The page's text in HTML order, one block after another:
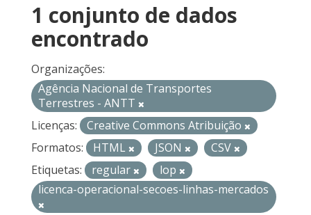
1 conjunto de dados
encontrado
Organizações:
Agência Nacional de Transportes
Terrestres - ANTT
Licenças:
Creative Commons Atribuição
Formatos:
HTML JSON
CSV
Etiquetas:
regular
lop
licenca-operacional-secoes-linhas-mercados